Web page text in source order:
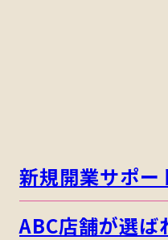
新規開業サポー
ABC店舗が選ば